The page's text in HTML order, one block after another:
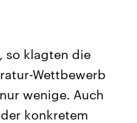
so klagten die
Wettbewerb
wenige. Auch
konkretem